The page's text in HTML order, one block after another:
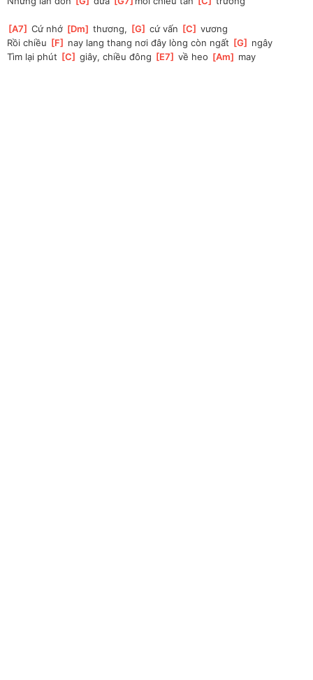
[A7 ] Cứ nhớ [Dm ] thương, [G ] cứ vấn [C ] vương
Rồi chiều [F nay lang thang nơi đây lòng còn ngất [G
ngây
Tìm lại phút [C ] giây, chiều đông [E7 ] về heo [Am may